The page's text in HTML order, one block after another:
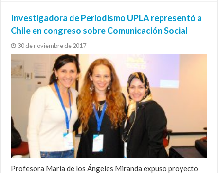
Investigadora de Periodismo UPLA representó a
Chile en congreso sobre Comunicación Social
30 de noviembre de 2017
Profesora María de los Ángeles Miranda expuso proyecto